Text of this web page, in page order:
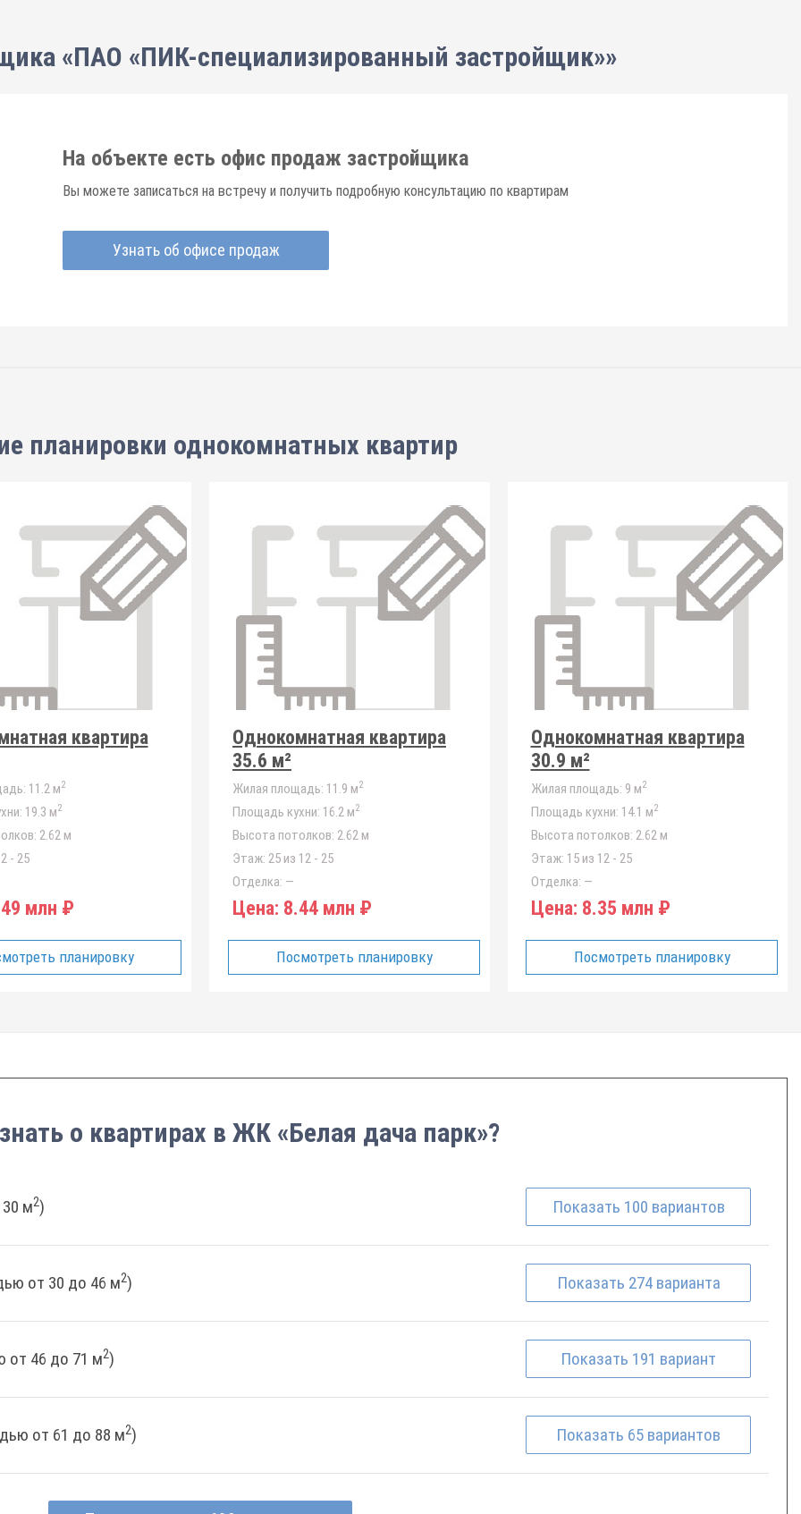
«ПАО «ПИК-специализированный застройщик»»
На объекте есть офис продаж застройщика
Вы можете записаться на встречу и получить подробную консультацию по квартирам
Узнать об офисе продаж
планировки однокомнатных квартир
квартира
11.2 м2
19.3 м2
2.62 м
- 25
млн ₽
планировку
Однокомнатная квартира
35.6 м²
Жилая площадь: 11.9 м2
Площадь кухни: 16.2 м2
Высота потолков: 2.62 м
Этаж: 25 из 12 - 25
Отделка: —
Цена: 8.44 млн ₽
Посмотреть планировку
Однокомнатная квартира
30.9 м²
Жилая площадь: 9 м2
Площадь кухни: 14.1 м2
Высота потолков: 2.62 м
Этаж: 15 из 12 - 25
Отделка: —
Цена: 8.35 млн ₽
Посмотреть планировку
о квартирах в ЖК «Белая дача парк»?
м2) Показать 100 вариантов
от 30 до 46 м2) Показать 274 варианта
от 46 до 71 м2) Показать 191 вариант
от 61 до 88 м2) Показать 65 вариантов